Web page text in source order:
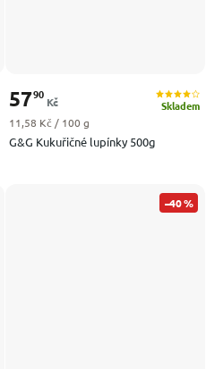
G&G Kukuřičné lupínky 500g
Skladem
5790
Kč
Měrná cena:
11,58 Kč / 100 g
–40 %